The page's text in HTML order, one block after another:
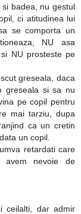
badea, nu gestul
ci atitudinea lui
se comporta un
NU asa
NU prosteste pe
greseala, daca
greseala si sa nu
pe copil pentru
mai tarziu, dupa
ca un cretin
un copil.
retardati care
nevoie de
ceilalti, dar admir